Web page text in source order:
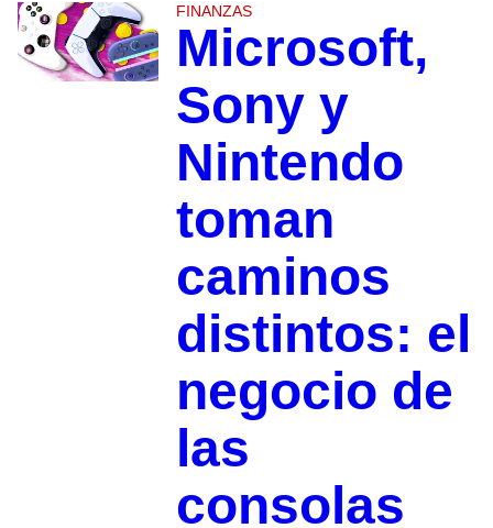
FINANZAS
Microsoft,
Sony y
Nintendo
toman
caminos
distintos: el
negocio de
las
consolas